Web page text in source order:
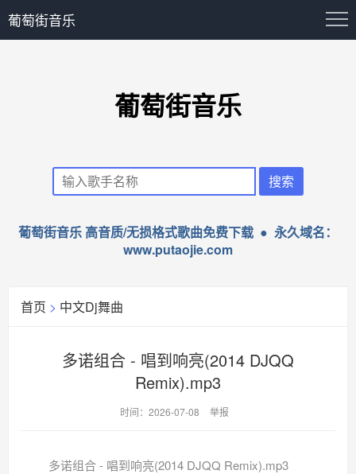
葡萄街音乐
葡萄街音乐
葡萄街音乐 高音质/无损格式歌曲免费下载 ● 永久域名：
www.putaojie.com
首页 > 中文Dj舞曲
多诺组合 - 唱到响亮(2014 DJQQ
Remix).mp3
时间：2026-07-08 举报
多诺组合 - 唱到响亮(2014 DJQQ Remix).mp3